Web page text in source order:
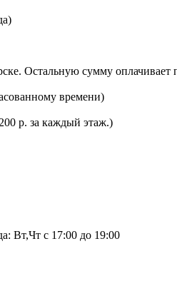
Остальную сумму оплачивает
времени)
р. за каждый этаж.)
Вт,Чт с 17:00 до 19:00